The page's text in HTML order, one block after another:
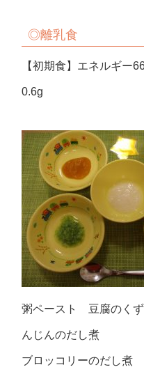
◎離乳食
【初期食】エネルギ
0.6g
粥ペースト 豆腐のく
んじんのだし煮
ブロッコリーのだし煮